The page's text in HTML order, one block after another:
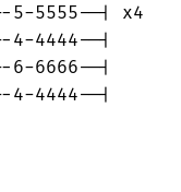
5-5555--| x4
4-4444--|
6-6666--|
4-4444--|